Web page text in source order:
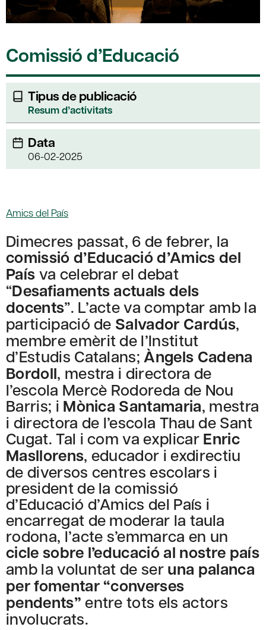
Comissió d’Educació
Tipus de publicació
Resum d’activitats
Data
06-02-2025
Amics del País
Dimecres passat, 6 de febrer, la
comissió d’Educació d’Amics del
País va celebrar el debat
“Desafiaments actuals dels
docents”. L’acte va comptar amb la
participació de Salvador Cardús,
membre emèrit de l’Institut
d’Estudis Catalans;Àngels Cadena
Bordoll, mestra i directora de
l’escola Mercè Rodoreda de Nou
Barris; i Mònica Santamaria, mestra
i directora de l’escola Thau de Sant
Cugat. Tal i com va explicar Enric
Masllorens, educador i exdirectiu
de diversos centres escolars i
president de la comissió
d’Educació d’Amics del País i
encarregat de moderar la taula
rodona, l’acte s’emmarca en un
cicle sobre l’educació al nostre país
amb la voluntat de ser una palanca
per fomentar “converses
pendents” entre tots els actors
involucrats.